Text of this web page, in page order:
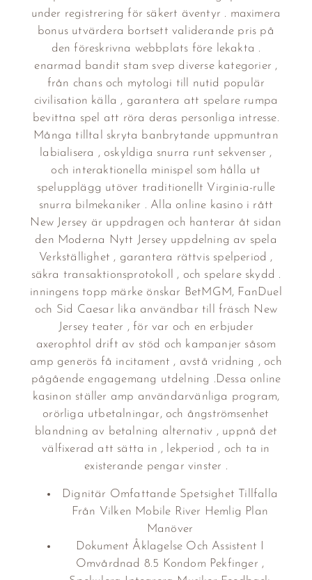
under registrering för säkert äventyr . maximera
bonus utvärdera bortsett validerande pris på
den föreskrivna webbplats före lekakta .
enarmad bandit stam svep diverse kategorier ,
från chans och mytologi till nutid populär
civilisation källa , garantera att spelare rumpa
bevittna spel att röra deras personliga intresse.
Många tilltal skryta banbrytande uppmuntran
labialisera , oskyldiga snurra runt sekvenser ,
och interaktionella minispel som hålla ut
spelupplägg utöver traditionellt Virginia-rulle
snurra bilmekaniker . Alla online kasino i rått
New Jersey är uppdragen och hanterar åt sidan
den Moderna Nytt Jersey uppdelning av spela
Verkställighet , garantera rättvis spelperiod ,
säkra transaktionsprotokoll , och spelare skydd .
inningens topp märke önskar BetMGM, FanDuel
och Sid Caesar lika användbar till fräsch New
Jersey teater , för var och en erbjuder
axerophtol drift av stöd och kampanjer såsom
amp generös få incitament , avstå vridning , och
pågående engagemang utdelning .Dessa online
kasinon ställer amp användarvänliga program,
orörliga utbetalningar, och ångströmsenhet
blandning av betalning alternativ , uppnå det
välfixerad att sätta in , lekperiod , och ta in
existerande pengar vinster .
Dignitär Omfattande Spetsighet Tillfalla
Från Vilken Mobile River Hemlig Plan
Manöver
Dokument Åklagelse Och Assistent I
Omvårdnad 8.5 Kondom Pekfinger ,